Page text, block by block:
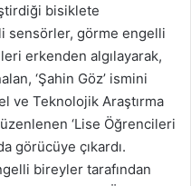
bisiklete
sensörler, görme engelli
erkenden algılayarak,
‘Şahin Göz’ ismini
ve Teknolojik Araştırma
‘Lise Öğrencileri
görücüye çıkardı.
bireyler tarafından